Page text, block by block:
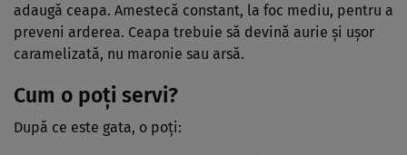
adaugă ceapa. Amestecă constant, la foc mediu, pentru a
preveni arderea. Ceapa trebuie să devină aurie și ușor
caramelizată, nu maronie sau arsă.
Cum o poți servi?
După ce este gata, o poți: